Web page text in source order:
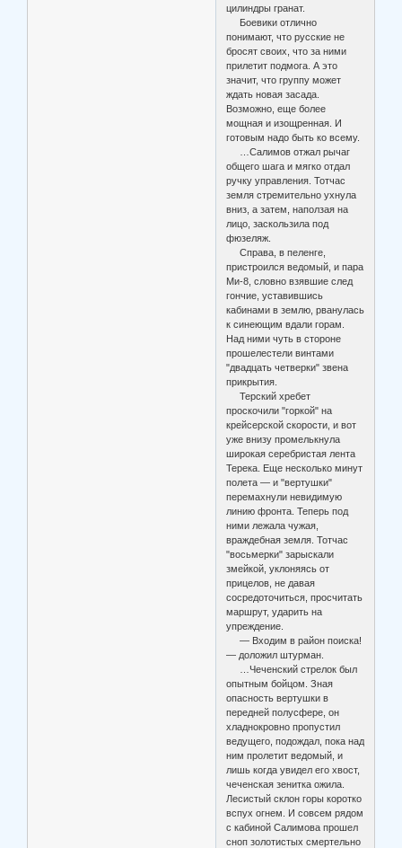
цилиндры гранат.
Боевики отлично
понимают, что русские не
бросят своих, что за ними
прилетит подмога. А это
значит, что группу может
ждать новая засада.
Возможно, еще более
мощная и изощренная. И
готовым надо быть ко всему.
…Салимов отжал рычаг
общего шага и мягко отдал
ручку управления. Тотчас
земля стремительно ухнула
вниз, а затем, наползая на
лицо, заскользила под
фюзеляж.
Справа, в пеленге,
пристроился ведомый, и пара
Ми-8, словно взявшие след
гончие, уставившись
кабинами в землю, рванулась
к синеющим вдали горам.
Над ними чуть в стороне
прошелестели винтами
"двадцать четверки" звена
прикрытия.
Терский хребет
проскочили "горкой" на
крейсерской скорости, и вот
уже внизу промелькнула
широкая серебристая лента
Терека. Еще несколько минут
полета — и "вертушки"
перемахнули невидимую
линию фронта. Теперь под
ними лежала чужая,
враждебная земля. Тотчас
"восьмерки" зарыскали
змейкой, уклоняясь от
прицелов, не давая
сосредоточиться, просчитать
маршрут, ударить на
упреждение.
— Входим в район поиска!
— доложил штурман.
…Чеченский стрелок был
опытным бойцом. Зная
опасность вертушки в
передней полусфере, он
хладнокровно пропустил
ведущего, подождал, пока над
ним пролетит ведомый, и
лишь когда увидел его хвост,
чеченская зенитка ожила.
Лесистый склон горы коротко
вспух огнем. И совсем рядом
с кабиной Салимова прошел
сноп золотистых смертельно